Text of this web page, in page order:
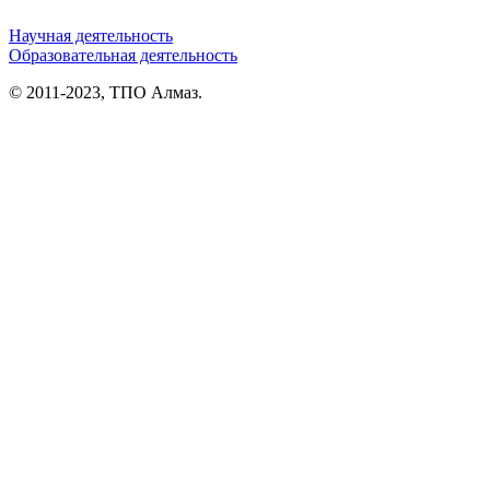
Научная деятельность
Образовательная деятельность
© 2011-2023, ТПО Алмаз.